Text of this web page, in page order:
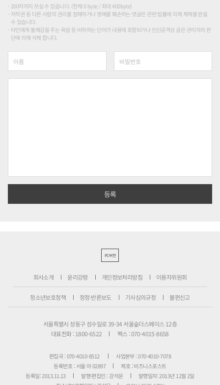
200자까지 쓰실 수 있습니다. (현재 0 byte / 최대 400byte)
저작권 등 다른 사람의 권리를 침해하거나 명예를 훼손하는 댓글은 관련 법률에 의해 제재를 받을
수 있습니다.
타인에게 불쾌감을 주는 욕설 등 비하하는 단어가 내용에 포함되거나 인신공격성 글은 관리자의 판
단에 의해 삭제 합니다.
PC버전
회사소개 윤리강령 개인정보처리방침 이용자위원회
청소년보호정책 정정·반론보도 기사심의규정 불편신고
서울특별시 성동구 성수일로 39-34 서울숲더스페이스 12층
대표전화 : 1800-6522
팩스 : 070-4015-8658
편집국 : 070-4010-8512
사업본부 : 070-4010-7078
등록번호 : 서울 아 02897
제호 : 비즈니스포스트
등록일: 2013.11.13
발행·편집인 : 강석운
발행일자: 2013년 12월 2일